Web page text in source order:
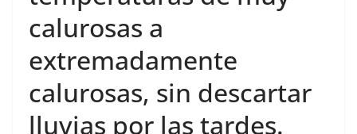
calurosas a
extremadamente
calurosas, sin descartar
lluvias por las tardes.